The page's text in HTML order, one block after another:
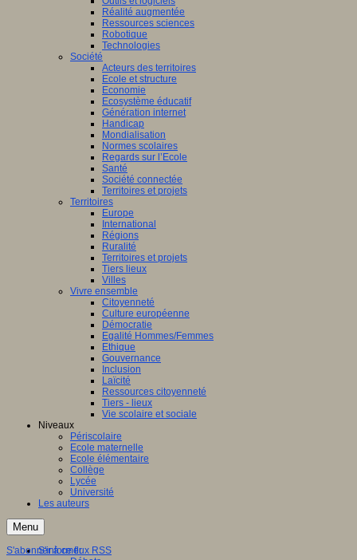
Réalité augmentée
Ressources sciences
Robotique
Technologies
Société
Acteurs des territoires
Ecole et structure
Economie
Ecosystème éducatif
Génération internet
Handicap
Mondialisation
Normes scolaires
Regards sur l’Ecole
Santé
Société connectée
Territoires et projets
Territoires
Europe
International
Régions
Ruralité
Territoires et projets
Tiers lieux
Villes
Vivre ensemble
Citoyenneté
Culture européenne
Démocratie
Egalité Hommes/Femmes
Ethique
Gouvernance
Inclusion
Laïcité
Ressources citoyenneté
Tiers - lieux
Vie scolaire et sociale
Niveaux
Périscolaire
Ecole maternelle
Ecole élémentaire
Collège
Lycée
Université
Les auteurs
Menu
S'informer
S'abonner à ce flux RSS